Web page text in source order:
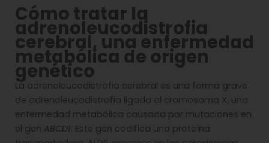
Cómo tratar la
adrenoleucodistrofia
cerebral, una enfermedad
metabólica de origen
genético
La adrenoleucodistrofia cerebral es una forma grave
de adrenoleucodistrofia ligada al cromosoma X, una
enfermedad metabólica causada por mutaciones en
el gen ABCD1. Este gen codifica una proteína